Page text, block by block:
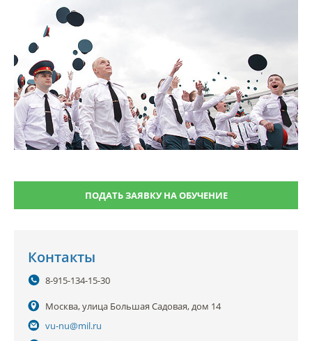
ПОДАТЬ ЗАЯВКУ НА ОБУЧЕНИЕ
Контакты
8-915-134-15-30
Москва, улица Большая Садовая, дом 14
vu-nu@mil.ru